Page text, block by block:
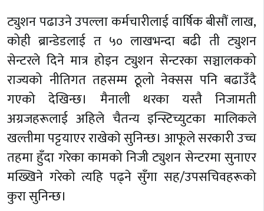
ट्युशन पढाउने उपल्ला कर्मचारीलाई वार्षिक बीसौं लाख,
कोही ब्रान्डेडलाई त ५० लाखभन्दा बढी ती ट्युशन
सेन्टरले दिने मात्र होइन ट्युशन सेन्टरका सञ्चालकको
राज्यको नीतिगत तहसम्म ठूलो नेक्सस पनि बढाउँदै
गएको देखिन्छ। मैनाली थरका यस्तै निजामती
अग्रजहरूलाई अहिले चैतन्य इन्स्टिच्युटका मालिकले
खल्तीमा पट्टयाएर राखेकाे सुनिन्छ। आफूले सरकारी उच्च
तहमा हुँदा गरेका कामको निजी ट्युशन सेन्टरमा सुनाएर
मख्खिने गरेको त्यहि पढ्ने सुँगा सह/उपसचिवहरूको
कुरा सुनिन्छ।